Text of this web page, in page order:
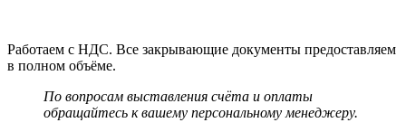
Работаем с НДС. Все закрывающие документы предоставляем
в полном объёме.
По вопросам выставления счёта и оплаты
обращайтесь к вашему персональному менеджеру.